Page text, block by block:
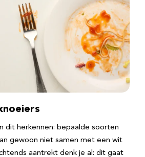
dit herkennen: bepaalde soorten
gewoon niet samen met een wit
aantrekt denk je al: dit gaat